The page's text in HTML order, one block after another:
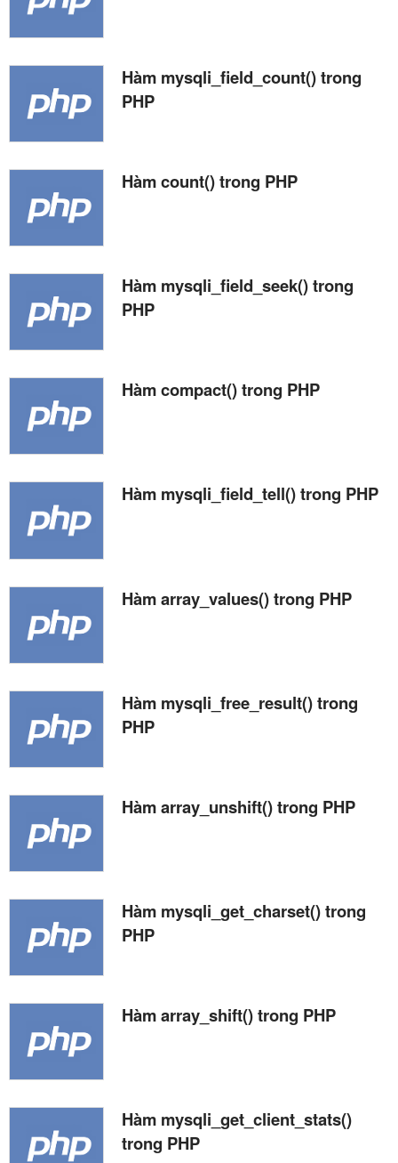
Hàm mysqli_field_count() trong
PHP
Hàm count() trong PHP
Hàm mysqli_field_seek() trong
PHP
Hàm compact() trong PHP
Hàm mysqli_field_tell() trong PHP
Hàm array_values() trong PHP
Hàm mysqli_free_result() trong
PHP
Hàm array_unshift() trong PHP
Hàm mysqli_get_charset() trong
PHP
Hàm array_shift() trong PHP
Hàm mysqli_get_client_stats()
trong PHP